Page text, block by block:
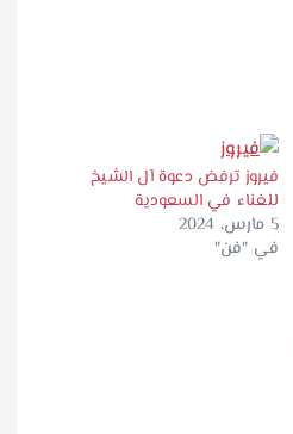
فيروز ترفض دعوة آل الشيخ
للغناء في السعودية
5 مارس، 2024
في "فن"